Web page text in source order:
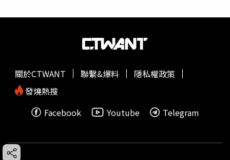
關於CTWANT 聯繫&爆料
隱私權政策
發燒熱搜
Facebook
Youtube Telegram